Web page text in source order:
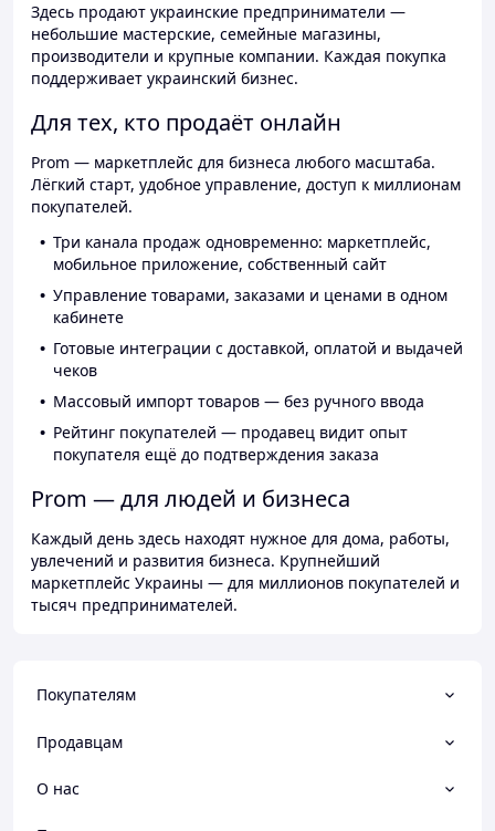
Здесь продают украинские предприниматели —
небольшие мастерские, семейные магазины,
производители и крупные компании. Каждая покупка
поддерживает украинский бизнес.
Для тех, кто продаёт онлайн
Prom — маркетплейс для бизнеса любого масштаба.
Лёгкий старт, удобное управление, доступ к миллионам
покупателей.
Три канала продаж одновременно: маркетплейс,
мобильное приложение, собственный сайт
Управление товарами, заказами и ценами в одном
кабинете
Готовые интеграции с доставкой, оплатой и выдачей
чеков
Массовый импорт товаров — без ручного ввода
Рейтинг покупателей — продавец видит опыт
покупателя ещё до подтверждения заказа
Prom — для людей и бизнеса
Каждый день здесь находят нужное для дома, работы,
увлечений и развития бизнеса. Крупнейший
маркетплейс Украины — для миллионов покупателей и
тысяч предпринимателей.
Покупателям
Продавцам
О нас